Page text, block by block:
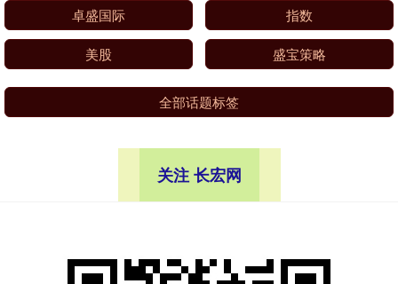
卓盛国际 指数
美股 盛宝策略
全部话题标签
关注 长宏网